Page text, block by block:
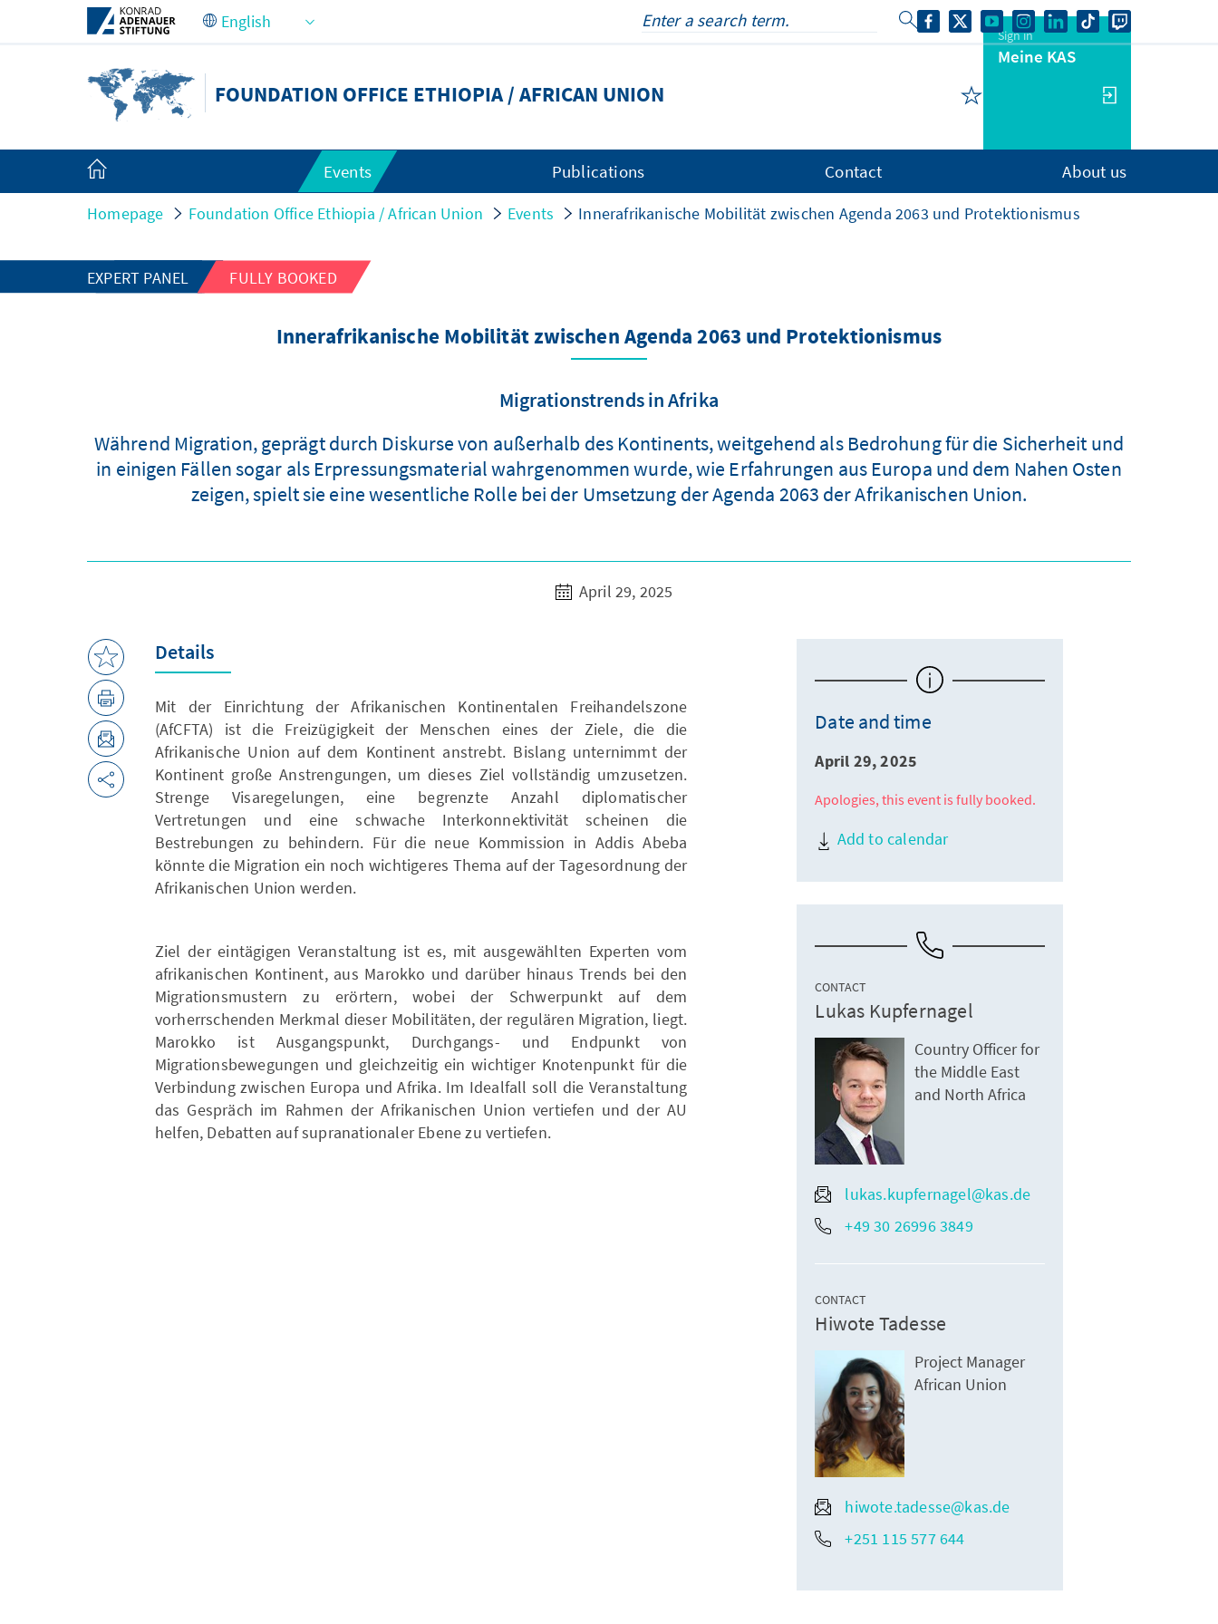
Skip to Main Content
FOUNDATION OFFICE ETHIOPIA / AFRICAN UNION
Sign in
Meine KAS
Events Publications Contact About us
Homepage Foundation Office Ethiopia / African Union Events Innerafrikanische Mobilität zwischen Agenda 2063 und Protektionismus
EXPERT PANEL FULLY BOOKED
Innerafrikanische Mobilität zwischen Agenda 2063 und Protektionismus
Migrationstrends in Afrika
Während Migration, geprägt durch Diskurse von außerhalb des Kontinents, weitgehend als Bedrohung für die Sicherheit und
in einigen Fällen sogar als Erpressungsmaterial wahrgenommen wurde, wie Erfahrungen aus Europa und dem Nahen Osten
zeigen, spielt sie eine wesentliche Rolle bei der Umsetzung der Agenda 2063 der Afrikanischen Union.
April 29, 2025
Details
Mit der Einrichtung der Afrikanischen Kontinentalen Freihandelszone
(AfCFTA) ist die Freizügigkeit der Menschen eines der Ziele, die die
Afrikanische Union auf dem Kontinent anstrebt. Bislang unternimmt der
Kontinent große Anstrengungen, um dieses Ziel vollständig umzusetzen.
Strenge Visaregelungen, eine begrenzte Anzahl diplomatischer
Vertretungen und eine schwache Interkonnektivität scheinen die
Bestrebungen zu behindern. Für die neue Kommission in Addis Abeba
könnte die Migration ein noch wichtigeres Thema auf der Tagesordnung der
Afrikanischen Union werden.
Ziel der eintägigen Veranstaltung ist es, mit ausgewählten Experten vom
afrikanischen Kontinent, aus Marokko und darüber hinaus Trends bei den
Migrationsmustern zu erörtern, wobei der Schwerpunkt auf dem
vorherrschenden Merkmal dieser Mobilitäten, der regulären Migration, liegt.
Marokko ist Ausgangspunkt, Durchgangs- und Endpunkt von
Migrationsbewegungen und gleichzeitig ein wichtiger Knotenpunkt für die
Verbindung zwischen Europa und Afrika. Im Idealfall soll die Veranstaltung
das Gespräch im Rahmen der Afrikanischen Union vertiefen und der AU
helfen, Debatten auf supranationaler Ebene zu vertiefen.
Date and time
April 29, 2025
Apologies, this event is fully booked.
Add to calendar
CONTACT
Lukas Kupfernagel
Country Officer for
the Middle East
and North Africa
lukas.kupfernagel@kas.de
+49 30 26996 3849
CONTACT
Hiwote Tadesse
Project Manager
African Union
hiwote.tadesse@kas.de
+251 115 577 644